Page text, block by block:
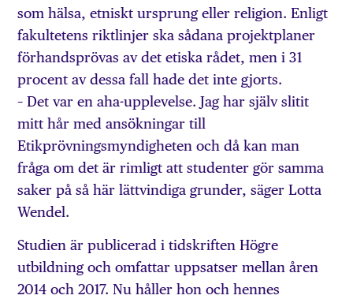
som hälsa, etniskt ursprung eller religion. Enligt
fakultetens riktlinjer ska sådana projektplaner
förhandsprövas av det etiska rådet, men i 31
procent av dessa fall hade det inte gjorts.
– Det var en aha-upplevelse. Jag har själv slitit
mitt hår med ansökningar till
Etikprövningsmyndigheten och då kan man
fråga om det är rimligt att studenter gör samma
saker på så här lättvindiga grunder, säger Lotta
Wendel.
Studien är publicerad i tidskriften Högre
utbildning och omfattar uppsatser mellan åren
2014 och 2017. Nu håller hon och hennes